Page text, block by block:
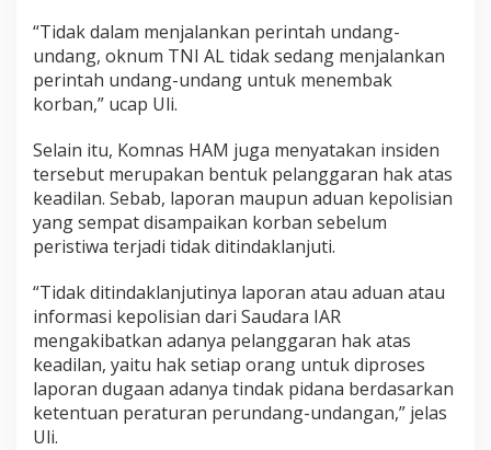
P
u
t
u
s
n
P
e
n
g
a
i
l
a
n
“Tidak dalam menjalankan perintah undang-
undang, oknum TNI AL tidak sedang menjalankan
perintah undang-undang untuk menembak
korban,” ucap Uli.
Selain itu, Komnas HAM juga menyatakan insiden
tersebut merupakan bentuk pelanggaran hak atas
keadilan. Sebab, laporan maupun aduan kepolisian
yang sempat disampaikan korban sebelum
peristiwa terjadi tidak ditindaklanjuti.
“Tidak ditindaklanjutinya laporan atau aduan atau
informasi kepolisian dari Saudara IAR
mengakibatkan adanya pelanggaran hak atas
keadilan, yaitu hak setiap orang untuk diproses
laporan dugaan adanya tindak pidana berdasarkan
ketentuan peraturan perundang-undangan,” jelas
Uli.